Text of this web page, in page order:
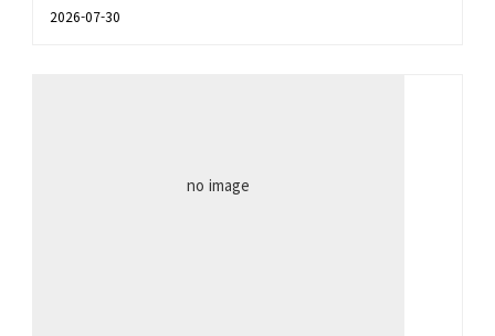
2026-07-30
no image